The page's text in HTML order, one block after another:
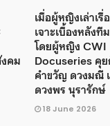
คม
เมื่อผู้หญิงเล่าเ
เจาะเบื้องหลังที
โดยผู้หญิง CWI
Docuseries คุ
คำขวัญ ดวงมณี
ดวงพร นุรารักษ์
18 June 2026